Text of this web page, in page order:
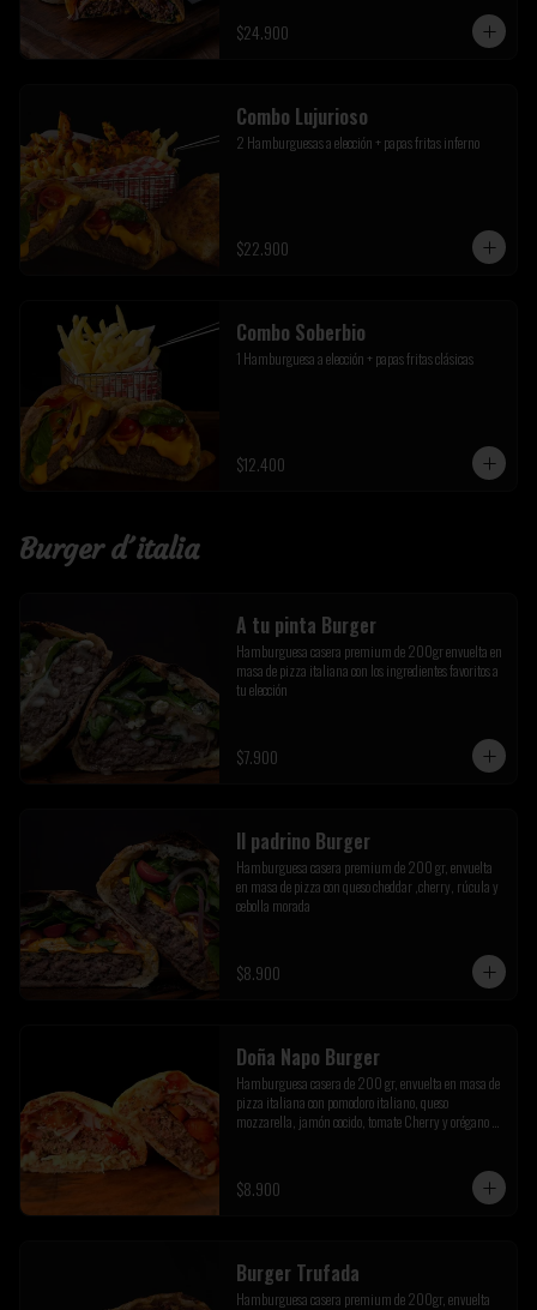
$24.900
Combo Lujurioso
2 Hamburguesas a elección + papas fritas inferno
$22.900
Combo Soberbio
1 Hamburguesa a elección + papas fritas clásicas
$12.400
Burger d´italia
A tu pinta Burger
Hamburguesa casera premium de 200gr envuelta en
masa de pizza italiana con los ingredientes favoritos a
tu elección
$7.900
Il padrino Burger
Hamburguesa casera premium de 200 gr, envuelta
en masa de pizza con queso cheddar ,cherry, rúcula y
cebolla morada
$8.900
Doña Napo Burger
Hamburguesa casera de 200 gr, envuelta en masa de
pizza italiana con pomodoro italiano, queso
mozzarella, jamón cocido, tomate Cherry y orégano de
$8.900
Burger Trufada
Hamburguesa casera premium de 200gr, envuelta